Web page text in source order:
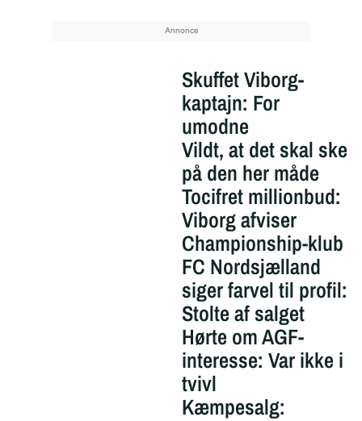
Skuffet Viborg-
kaptajn: For
umodne
Vildt, at det skal ske
på den her måde
Tocifret millionbud:
Viborg afviser
Championship-klub
FC Nordsjælland
siger farvel til profil:
Stolte af salget
Hørte om AGF-
interesse: Var ikke i
tvivl
Kæmpesalg: